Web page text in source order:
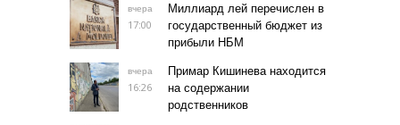
вчера
17:00
Миллиард лей перечислен в
государственный бюджет из
прибыли НБМ
вчера
16:26
Примар Кишинева находится
на содержании
родственников